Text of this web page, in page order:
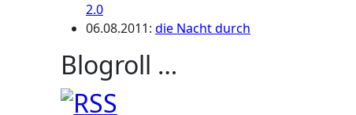
2.0
06.08.2011: die Nacht durch
Blogroll …